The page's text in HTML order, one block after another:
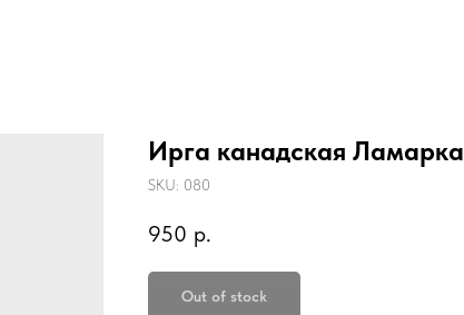
Ирга канадская Ламарка
SKU: 080
950 р.
Out of stock